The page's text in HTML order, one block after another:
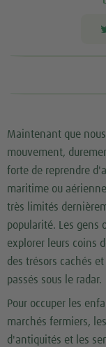
Maintenant que
mouvement,
forte de reprendre
maritime ou
très limités
popularité. Les gens
explorer leurs coins
des trésors cachés
passés sous le radar.
Pour occuper les
marchés fermiers,
d'antiquités et les